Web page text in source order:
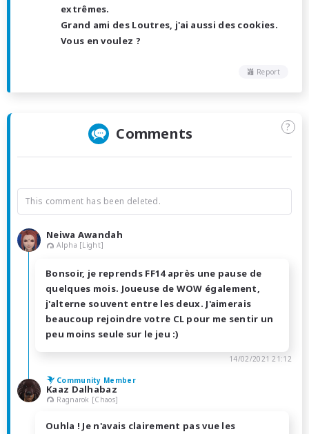
extrêmes.
Grand ami des Loutres, j'ai aussi des cookies.
Vous en voulez ?
Report
Comments ?
This comment has been deleted.
Neiwa Awandah
Alpha [Light]
Bonsoir, je reprends FF14 après une pause de
quelques mois. Joueuse de WOW également,
j'alterne souvent entre les deux. J'aimerais
beaucoup rejoindre votre CL pour me sentir un
peu moins seule sur le jeu :)
14/02/2021 21:12
Community Member
Kaaz Dalhabaz
Ragnarok [Chaos]
Ouhla ! Je n'avais clairement pas vue les